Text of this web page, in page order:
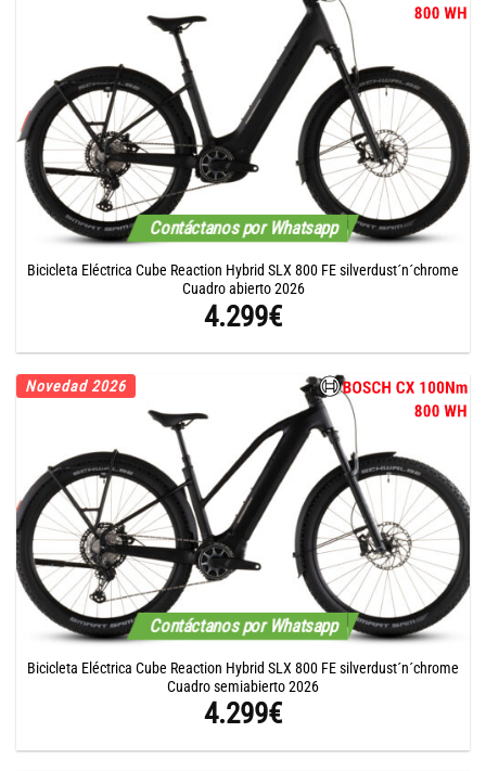
Contáctanos por Whatsapp
Bicicleta Eléctrica Cube Reaction Hybrid SLX 800 FE silverdust´n´chrome
Cuadro abierto 2026
4.299€
Contáctanos por Whatsapp
Novedad 2026
Bicicleta Eléctrica Cube Reaction Hybrid SLX 800 FE silverdust´n´chrome
Cuadro semiabierto 2026
4.299€